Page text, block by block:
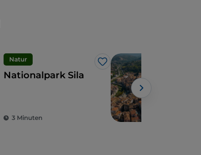
Natur
Like
Nationalpark Sila
3 Minuten